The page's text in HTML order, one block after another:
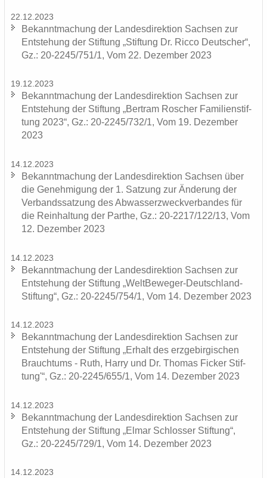
22.12.2023
Be­kannt­ma­chung der Lan­des­di­rek­ti­on Sach­sen zur
Ent­ste­hung der Stif­tung „Stif­tung Dr. Ricco Deut­scher“,
Gz.: 20-2245/751/1, Vom 22. De­zem­ber 2023
19.12.2023
Be­kannt­ma­chung der Lan­des­di­rek­ti­on Sach­sen zur
Ent­ste­hung der Stif­tung „Bert­ram Ro­scher Fa­mi­li­en­stif­
tung 2023“, Gz.: 20-2245/732/1, Vom 19. De­zem­ber
2023
14.12.2023
Be­kannt­ma­chung der Lan­des­di­rek­ti­on Sach­sen über
die Ge­neh­mi­gung der 1. Sat­zung zur Än­de­rung der
Ver­bands­sat­zung des Ab­was­ser­zweck­ver­ban­des für
die Rein­hal­tung der Par­the, Gz.: 20-2217/122/13, Vom
12. De­zem­ber 2023
14.12.2023
Be­kannt­ma­chung der Lan­des­di­rek­ti­on Sach­sen zur
Ent­ste­hung der Stif­tung „WeltBeweger-​Deutschland-
Stiftung“, Gz.: 20-2245/754/1, Vom 14. De­zem­ber 2023
14.12.2023
Be­kannt­ma­chung der Lan­des­di­rek­ti­on Sach­sen zur
Ent­ste­hung der Stif­tung „Er­halt des erz­ge­bir­gi­schen
Brauch­tums - Ruth, Harry und Dr. Tho­mas Fi­cker Stif­
tung'“, Gz.: 20-2245/655/1, Vom 14. De­zem­ber 2023
14.12.2023
Be­kannt­ma­chung der Lan­des­di­rek­ti­on Sach­sen zur
Ent­ste­hung der Stif­tung „Elmar Schlos­ser Stif­tung“,
Gz.: 20-2245/729/1, Vom 14. De­zem­ber 2023
14.12.2023